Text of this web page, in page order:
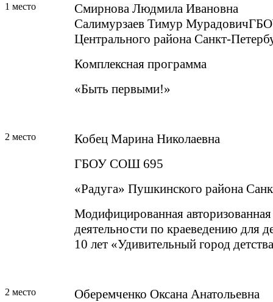
1 место
Смирнова Людмила Ивановна
Салимурзаев Тимур
Центрального района Санкт-
Комплексная программа
«Быть первыми!»
2 место
Кобец Марина Николаевна
ГБОУ СОШ 695
«Радуга» Пушкинского района
Модифицированная
деятельности по краеведению для
10 лет «Удивительный город
2 место
Оберемченко Оксана Анатольевна